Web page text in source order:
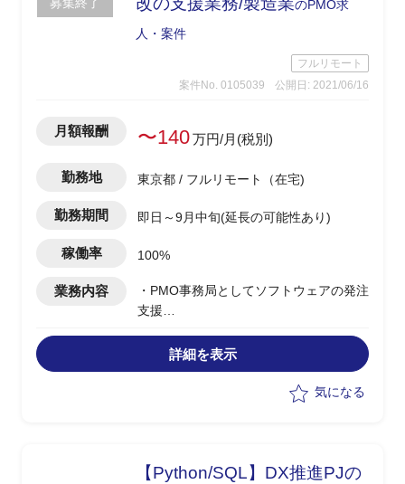
のPMO求
人・案件
フルリモート
案件No. 0105039
公開日: 2021/06/16
月額報酬 〜140万円/月(税別)
勤務地 東京都 / フルリモート（在宅)
勤務期間 即日～9月中旬(延長の可能性あり)
稼働率 100%
業務内容
・PMO事務局としてソフトウェアの発注
支援
・WBS作成
・課題管理表の更新
・部門への請求情報作成等をスポットで
詳細を表示
気になる
【Python/SQL】DX推進PJの